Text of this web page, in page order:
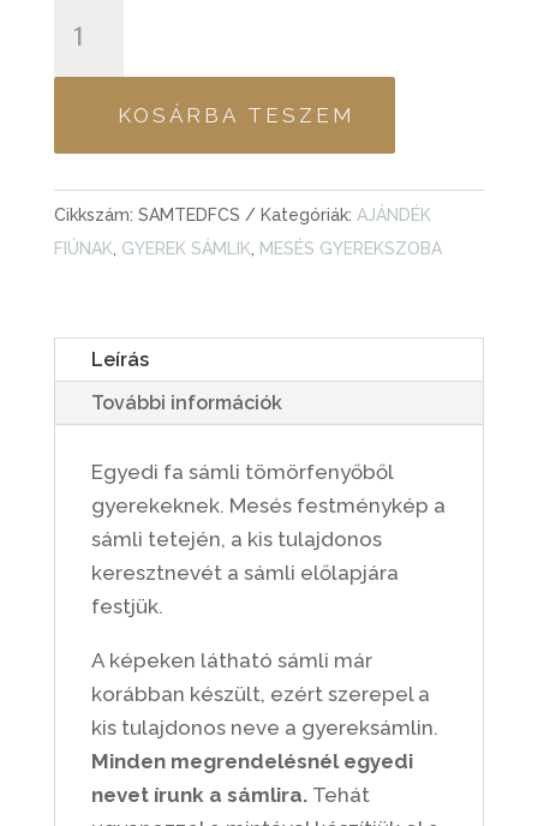
NÉVRESZÓLÓ
GYEREK
-
CSIGÁS
MACI
KOSÁRBA TESZEM
Cikkszám: SAMTEDFCS Kategóriák: AJÁNDÉK
FIÚNAK GYEREK SÁMLIK MESÉS GYEREKSZOBA
Leírás
További információk
Egyedi fa sámli tömörfenyőből
gyerekeknek. Mesés festménykép a
sámli tetején, a kis tulajdonos
keresztnevét a sámli előlapjára
festjük.
A képeken látható sámli már
korábban készült, ezért szerepel a
kis tulajdonos neve a gyereksámlin.
Minden megrendelésnél egyedi
nevet írunk a sámlira. Tehát